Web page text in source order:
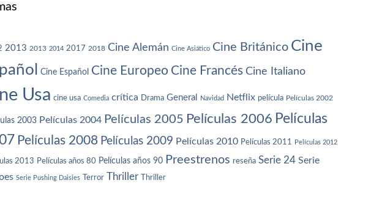
2013 2013 2014 2017 2018 Cine Alemán Cine Asiático Cine Británico Cine
Cine Español Cine Europeo Cine Francés Cine Italiano
Usa cine usa Comedia crítica Drama General Navidad Netflix película Películas 2002
2003 Películas 2004 Películas 2005 Películas 2006 Películas
Películas 2008 Películas 2009 Películas 2010 Películas 2011 Películas 2012
2013 Películas años 80 Películas años 90 Preestrenos reseña Serie 24 Serie
Serie Pushing Daisies Terror Thriller Thriller